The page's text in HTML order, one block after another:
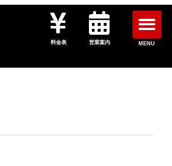
料金表 営業案内 MENU